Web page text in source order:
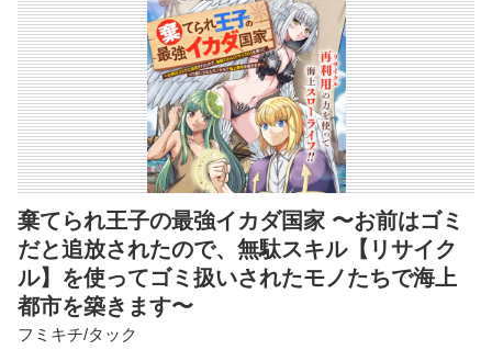
棄てられ王子の最強イカダ国家 〜お前はゴミ
だと追放されたので、無駄スキル【リサイク
ル】を使ってゴミ扱いされたモノたちで海上
都市を築きます〜
フミキチ/タック